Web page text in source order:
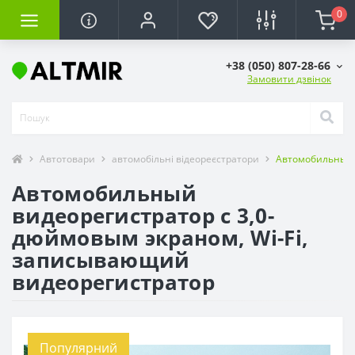
0
+38 (050) 807-28-66
Замовити дзвінок
Автотовари автомобільні відеореєстратори Автомобильный
Автомобильный
видеорегистратор с 3,0-
дюймовым экраном, Wi-Fi,
записывающий
видеорегистратор
Популярний